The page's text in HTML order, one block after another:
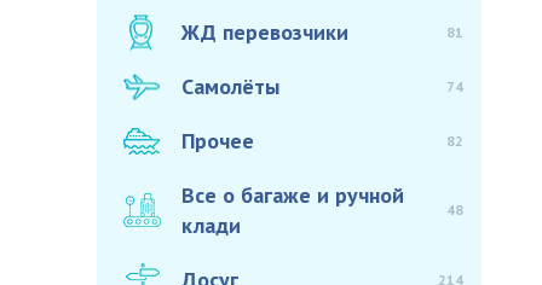
ЖД перевозчики 81
Самолёты 74
Прочее 82
Все о багаже и ручной
клади
48
214